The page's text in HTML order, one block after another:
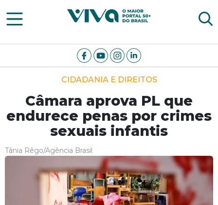
Viva Notícias
CIDADANIA E DIREITOS
Câmara aprova PL que
endurece penas por crimes
sexuais infantis
Tânia Rêgo/Agência Brasil